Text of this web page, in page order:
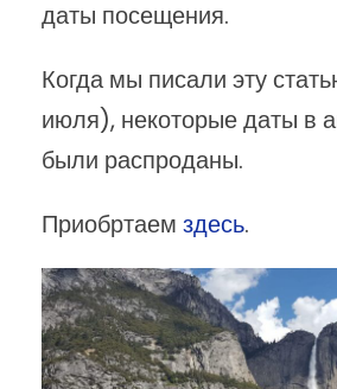
даты посещения.
Когда мы писали эту
июля), некоторые даты в
были распроданы.
Приобртаем здесь.